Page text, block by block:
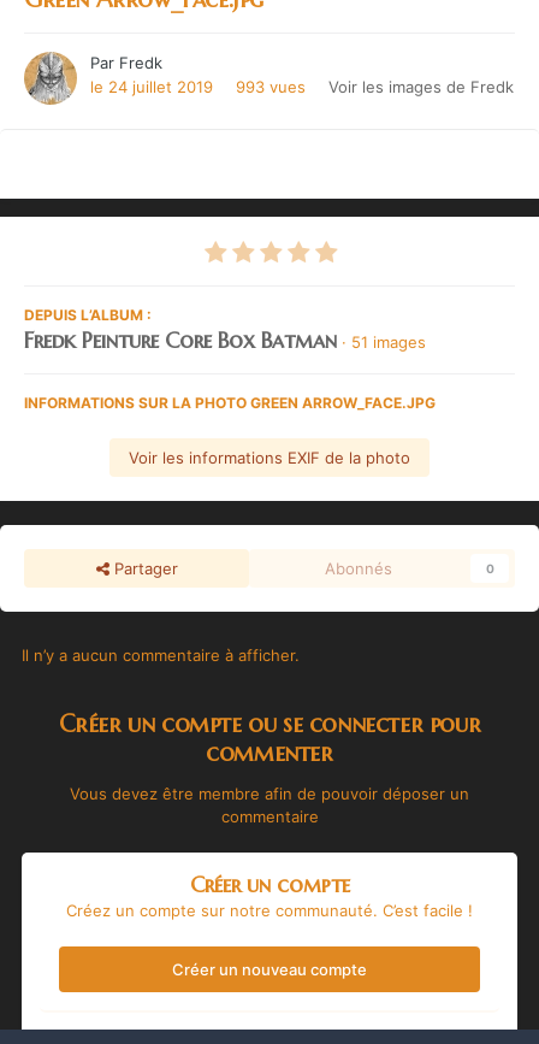
Par Fredk
le 24 juillet 2019
993 vues Voir les images de Fredk
DEPUIS L’ALBUM :
Fredk Peinture Core Box Batman · 51 images
INFORMATIONS SUR LA PHOTO GREEN ARROW_FACE.JPG
Voir les informations EXIF de la photo
Partager Abonnés 0
Il n’y a aucun commentaire à afficher.
Créer un compte ou se connecter pour
commenter
Vous devez être membre afin de pouvoir déposer un
commentaire
Créer un compte
Créez un compte sur notre communauté. C’est facile !
Créer un nouveau compte